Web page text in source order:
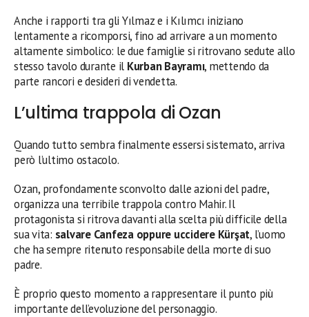
Anche i rapporti tra gli Yılmaz e i Kılımcı iniziano
lentamente a ricomporsi, fino ad arrivare a un momento
altamente simbolico: le due famiglie si ritrovano sedute allo
stesso tavolo durante il Kurban Bayramı, mettendo da
parte rancori e desideri di vendetta.
L’ultima trappola di Ozan
Quando tutto sembra finalmente essersi sistemato, arriva
però l’ultimo ostacolo.
Ozan, profondamente sconvolto dalle azioni del padre,
organizza una terribile trappola contro Mahir. Il
protagonista si ritrova davanti alla scelta più difficile della
sua vita: salvare Canfeza oppure uccidere Kürşat, l’uomo
che ha sempre ritenuto responsabile della morte di suo
padre.
È proprio questo momento a rappresentare il punto più
importante dell’evoluzione del personaggio.